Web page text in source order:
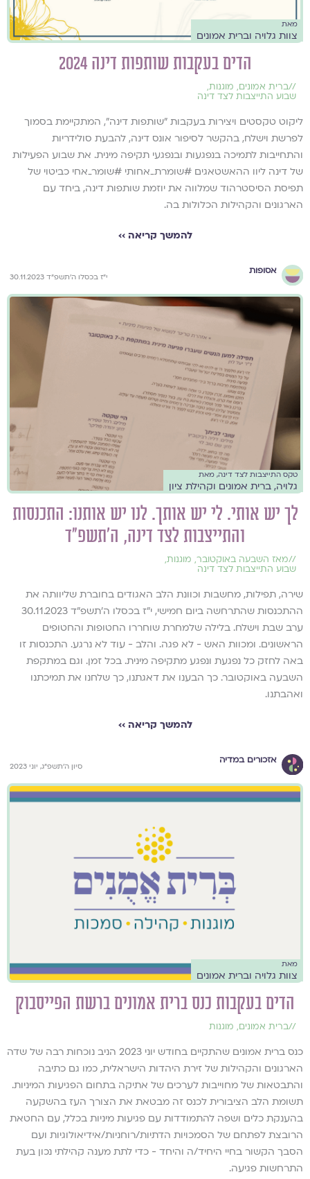
מאת
צוות גלויה וברית אמונים
הדים בעקבות שותפות דינה 2024
//ברית אמונים, מוגנות,
שבוע התייצבות לצד דינה
ליקוט טקסטים ויצירות בעקבות "שותפות דינה", המתקיימת בסמוך
לפרשת וישלח, בהקשר לסיפור אונס דינה, להבעת סולידריות
והתחייבות לתמיכה בנפגעות ובנפגעי תקיפה מינית.​ את שבוע הפעילות
של דינה ליוו ההאשטאגים #שומרת_אחותי #שומר_אחי כביטוי של
תפיסת הסיסטרהוד שמלווה את יוזמת שותפות דינה, ביחד עם
הארגונים והקהילות הכלולות בה.
להמשך קריאה ››
אסופות
י״ז בכסלו ה׳תשפ״ד 30.11.2023
טקס התייצבות לצד דינה, מאת
גלויה, ברית אמונים וקהילת ציון
לך יש אותי. לי יש אותך. לנו יש אותנו: התכנסות
והתייצבות לצד דינה, ה׳תשפ״ד
//מאז השבעה באוקטובר, מוגנות,
שבוע התייצבות לצד דינה
שירה, תפילות, מחשבות וכוונת הלב האגודים בחוברת שליוותה את
ההתכנסות שהתרחשה ביום חמישי, י״ז בכסלו ה׳תשפ״ד 30.11.2023
ערב שבת וישלח. בלילה שלמחרת שוחררו החטופות והחטופים
הראשונים. ומכוות האש - לא פגה. והלב - עוד לא נרגע. התכנסות זו
באה לחזק כל נפגעת ונפגע מתקיפה מינית. בכל זמן. וגם במתקפת
השבעה באוקטובר. כך הבענו את דאגתנו, כך שלחנו את תמיכתנו
ואהבתנו.
להמשך קריאה ››
אזכורים במדיה
סיון ה׳תשפ״ג, יוני 2023
מאת
צוות גלויה וברית אמונים
הדים בעקבות כנס ברית אמונים ברשת הפייסבוק
//ברית אמונים, מוגנות
כנס ברית אמונים שהתקיים בחודש יוני 2023 הניב נוכחות רבה של שדה
הארגונים והקהילות של זירת היהדות הישראלית, כמו גם כתיבה
והתבטאות של מחוייבות לערכים של אתיקה בתחום הפגיעות המיניות.
תשומת הלב הציבורית לכנס זה מבטאת את הצורך העז בהשקעה
בהענקת כלים ושפה להתמודדות עם פגיעות מיניות בכלל, עם החטאת
הרובצת לפתחם של הסמכויות הדתיות/רוחניות/אידיאולוגיות ועם
הסבך הקשור בחיי היחיד/ה והיחד - כדי לתת מענה קהילתי נכון בעת
התרחשות פגיעה.